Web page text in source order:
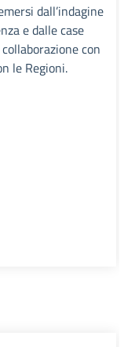
dall’indagine
e dalle case
con
le Regioni.